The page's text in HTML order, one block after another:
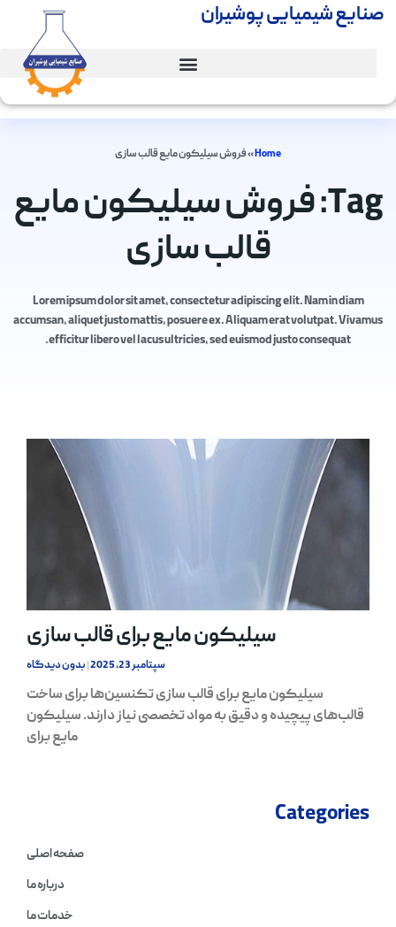
صنایع شیمیایی پوشیران
Home
»فروش سیلیکون مایع قالب سازی
Tag: فروش سیلیکون مایع
قالب سازی
Lorem ipsum dolor sit amet, consectetur adipiscing elit. Nam in diam
accumsan, aliquet justo mattis, posuere ex. Aliquam erat volutpat. Vivamus
efficitur libero vel lacus ultricies, sed euismod justo consequat.
سیلیکون مایع برای قالب سازی
سپتامبر 23, 2025 بدون دیدگاه
سیلیکون مایع برای قالب سازی تکنسین‌ها برای ساخت
قالب‌های پیچیده و دقیق به مواد تخصصی نیاز دارند. سیلیکون
مایع برای
Categories
صفحه اصلی
درباره ما
خدمات ما